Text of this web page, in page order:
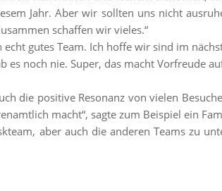
Jahr. Aber wir sollten uns nicht
schaffen wir vieles.“
gutes Team. Ich hoffe wir sind im
es noch nie. Super, das macht Vorfreude
die positive Resonanz von vielen
macht“, sagte zum Beispiel ein
aber auch die anderen Teams zu